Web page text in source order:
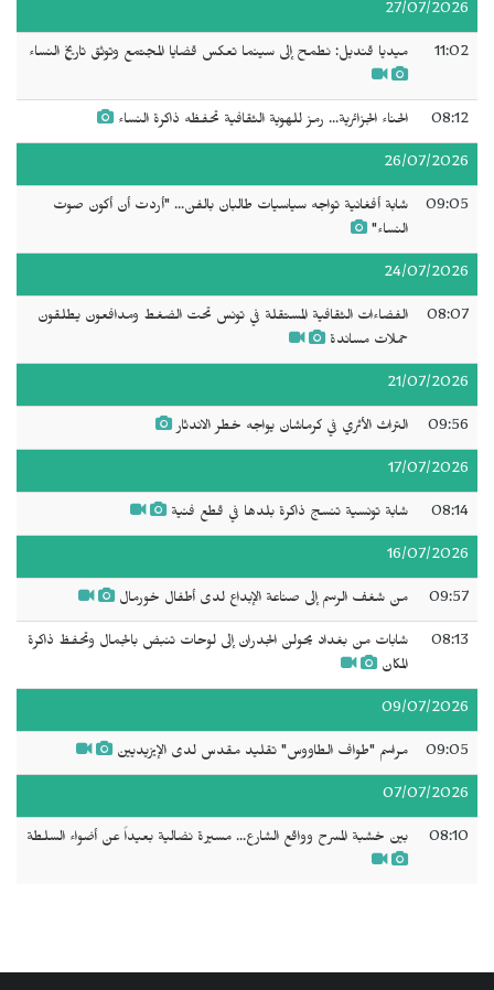
27/07/2026
11:02 ميديا قنديل: نطمح إلى سينما تعكس قضايا المجتمع وتوثق تاريخ النساء
08:12 الحناء الجزائرية... رمز للهوية الثقافية تحفظه ذاكرة النساء
26/07/2026
09:05
شابة أفغانية تواجه سياسيات طالبان بالفن... "أردت أن أكون صوت
النساء"
24/07/2026
08:07
الفضاءات الثقافية المستقلة في تونس تحت الضغط ومدافعون يطلقون
حملات مساندة
21/07/2026
09:56 التراث الأثري في كرماشان يواجه خطر الاندثار
17/07/2026
08:14 شابة تونسية تنسج ذاكرة بلدها في قطع فنية
16/07/2026
09:57 من شغف الرسم إلى صناعة الإبداع لدى أطفال خورمال
08:13
شابات من بغداد يحولن الجدران إلى لوحات تنبض بالجمال وتحفظ ذاكرة
المكان
09/07/2026
09:05 مراسم "طواف الطاووس" تقليد مقدس لدى الإيزيديين
07/07/2026
08:10 بين خشبة المسرح وواقع الشارع... مسيرة نضالية بعيداً عن أضواء السلطة